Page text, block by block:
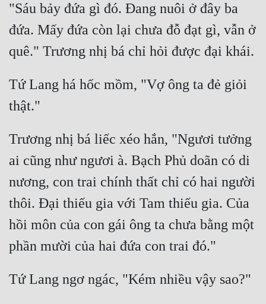
"Sáu bảy đứa gì đó. Đang nuôi ở đây ba
đứa. Mấy đứa còn lại chưa đỗ đạt gì, vẫn ở
Tứ Lang há hốc mồm, "Vợ ông ta đẻ giỏi
Trương nhị bá liếc xéo hắn, "Ngươi tưởng
ai cũng như ngươi à. Bạch Phủ doãn có di
nương, con trai chính thất chỉ có hai người
thôi. Đại thiếu gia với Tam thiếu gia. Của
hồi môn của con gái ông ta chưa bằng một